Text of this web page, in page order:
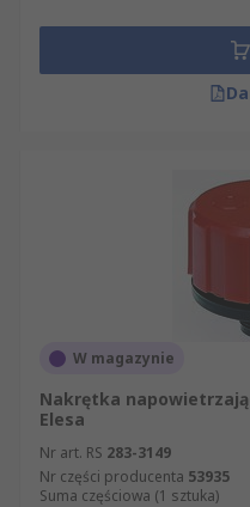
W magazynie
Nakrętka
Elesa
Nr art. RS 283-3149
Nr części producenta 53935
Suma częściowa (1 sztuka)